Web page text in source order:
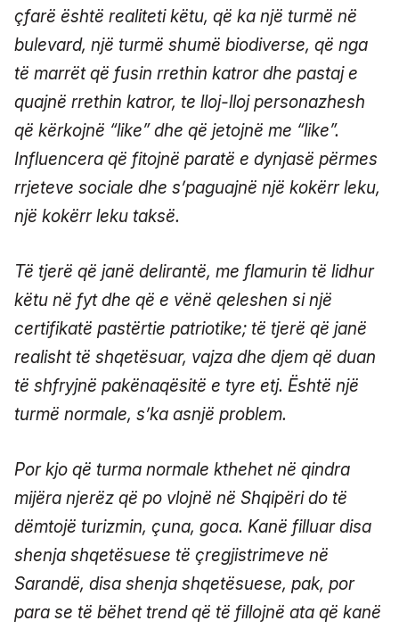
çfarë është realiteti këtu, që ka një turmë në
bulevard, një turmë shumë biodiverse, që nga
të marrët që fusin rrethin katror dhe pastaj e
quajnë rrethin katror, te lloj-lloj personazhesh
që kërkojnë “like” dhe që jetojnë me “like”.
Influencera që fitojnë paratë e dynjasë përmes
rrjeteve sociale dhe s’paguajnë një kokërr leku,
një kokërr leku taksë.
Të tjerë që janë delirantë, me flamurin të lidhur
këtu në fyt dhe që e vënë qeleshen si një
certifikatë pastërtie patriotike; të tjerë që janë
realisht të shqetësuar, vajza dhe djem që duan
të shfryjnë pakënaqësitë e tyre etj. Është një
turmë normale, s’ka asnjë problem.
Por kjo që turma normale kthehet në qindra
mijëra njerëz që po vlojnë në Shqipëri do të
dëmtojë turizmin, çuna, goca. Kanë filluar disa
shenja shqetësuese të çregjistrimeve në
Sarandë, disa shenja shqetësuese, pak, por
para se të bëhet trend që të fillojnë ata që kanë